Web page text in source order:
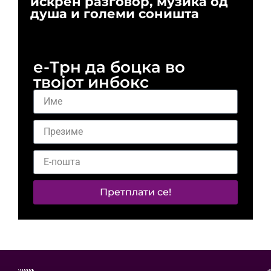
душа и големи соништа
е-Трн да боцка во
твојот инбокс
Претплати се!